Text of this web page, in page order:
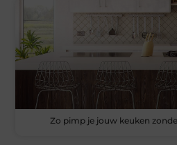
Zo pimp je jouw keuken